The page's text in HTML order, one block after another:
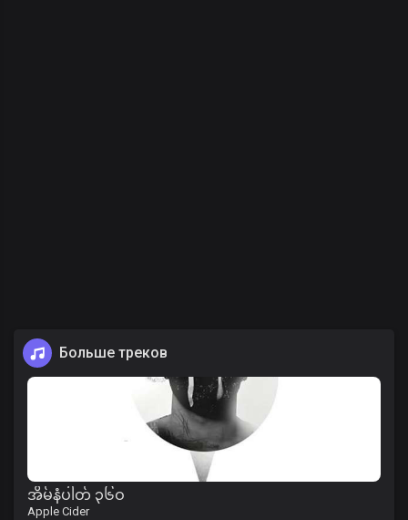
Больше треков
အိမ်နံပါတ် ၃၆ဝ
Apple Cider